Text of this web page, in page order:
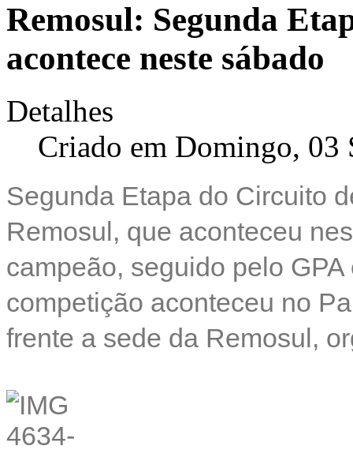
Remosul: Segunda
acontece neste sábado
Detalhes
Criado em Domingo, 03
Segunda Etapa do Circuito
Remosul, que aconteceu
campeão, seguido pelo
competição aconteceu no
frente a sede da Remosul,